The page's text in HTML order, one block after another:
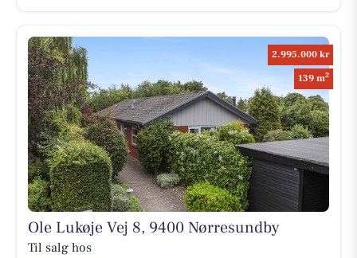
2.995.000 kr
139 m2
Ole Lukøje Vej 8, 9400 Nørresundby
Til salg hos